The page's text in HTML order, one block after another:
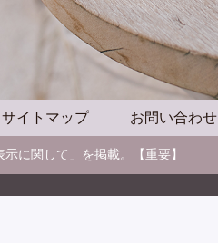
サイトマップ お問い合わせ
に関して」を掲載。【重要】